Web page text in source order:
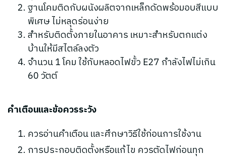
ฐานโคมติดกับผนังผลิตจากเหล็กดัดพร้อมอบสีแบบ
พิเศษ ไม่หลุดร่อนง่าย
สำหรับติดตั้งภายในอาคาร เหมาะสำหรับตกแต่ง
บ้านให้มีสไตล์ลงตัว
จำนวน 1 โคม ใช้กับหลอดไฟขั้ว E27 กำลังไฟไม่เกิน
60 วัตต์
คำเตือนและข้อควรระวัง
ควรอ่านคำเตือน และศึกษาวิธีใช้ก่อนการใช้งาน
การประกอบติดตั้งหรือแก้ไข ควรตัดไฟก่อนทุก